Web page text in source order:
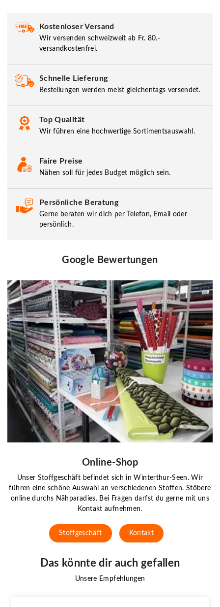
Kostenloser Versand
Wir versenden schweizweit ab Fr. 80.-
versandkostenfrei.
Schnelle Lieferung
Bestellungen werden meist gleichentags versendet.
Top Qualität
Wir führen eine hochwertige Sortimentsauswahl.
Faire Preise
Nähen soll für jedes Budget möglich sein.
Persönliche Beratung
Gerne beraten wir dich per Telefon, Email oder
persönlich.
Google Bewertungen
Online-Shop
Unser Stoffgeschäft befindet sich in Winterthur-Seen. Wir
führen eine schöne Auswahl an verschiedenen Stoffen. Stöbere
online durchs Nähparadies. Bei Fragen darfst du gerne mit uns
Kontakt aufnehmen.
Stoffgeschäft Kontakt
Das könnte dir auch gefallen
Unsere Empfehlungen